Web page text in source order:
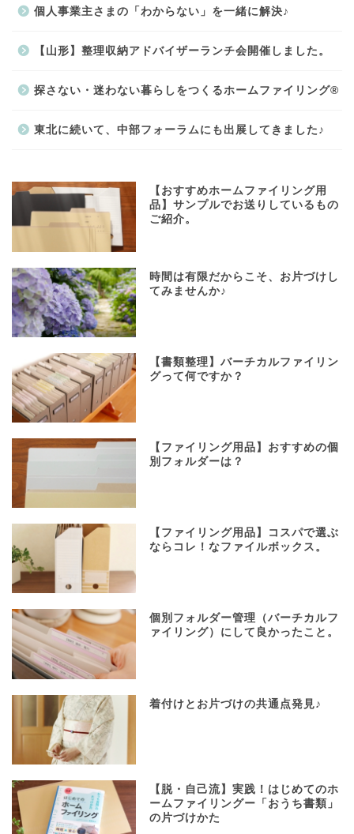
個人事業主さまの「わからない」を一緒に解決♪
【山形】整理収納アドバイザーランチ会開催しました。
探さない・迷わない暮らしをつくるホームファイリング®
東北に続いて、中部フォーラムにも出展してきました♪
【おすすめホームファイリング用
品】サンプルでお送りしているもの
ご紹介。
時間は有限だからこそ、お片づけし
てみませんか♪
【書類整理】バーチカルファイリン
グって何ですか？
【ファイリング用品】おすすめの個
別フォルダーは？
【ファイリング用品】コスパで選ぶ
ならコレ！なファイルボックス。
個別フォルダー管理（バーチカルフ
ァイリング）にして良かったこと。
着付けとお片づけの共通点発見♪
【脱・自己流】実践！はじめてのホ
ームファイリングー「おうち書類」
の片づけかた